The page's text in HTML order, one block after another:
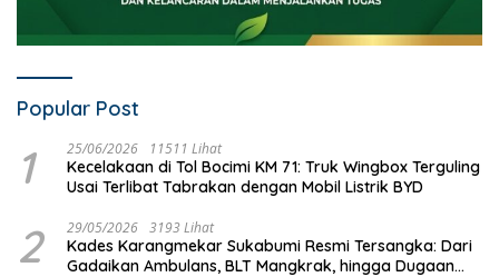
Popular Post
1 25/06/2026 11511 Lihat
Kecelakaan di Tol Bocimi KM 71: Truk Wingbox Terguling
Usai Terlibat Tabrakan dengan Mobil Listrik BYD
2 29/05/2026 3193 Lihat
Kades Karangmekar Sukabumi Resmi Tersangka: Dari
Gadaikan Ambulans, BLT Mangkrak, hingga Dugaan